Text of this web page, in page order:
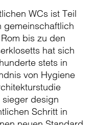
WCs ist Teil
gemeinschaftlich
bis zu den
hat sich
stets in
von Hygiene
sieger design
Schritt in